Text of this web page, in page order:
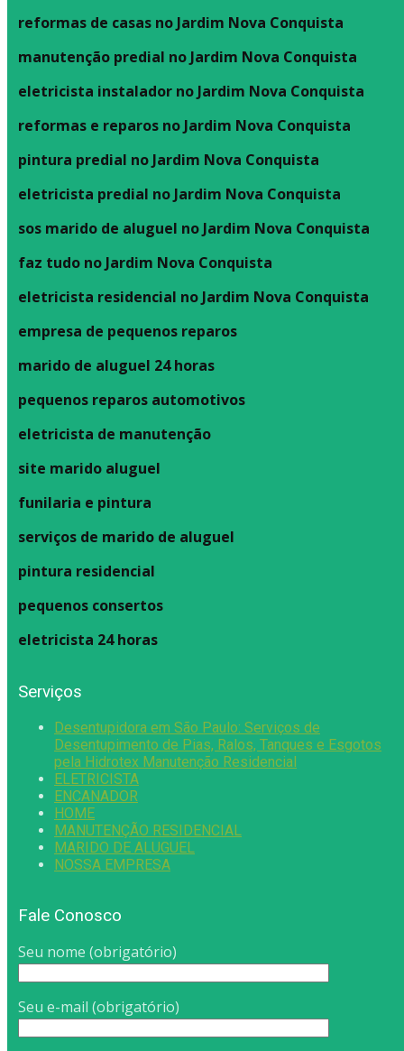
reformas de casas no Jardim Nova Conquista
manutenção predial no Jardim Nova Conquista
eletricista instalador no Jardim Nova Conquista
reformas e reparos no Jardim Nova Conquista
pintura predial no Jardim Nova Conquista
eletricista predial no Jardim Nova Conquista
sos marido de aluguel no Jardim Nova Conquista
faz tudo no Jardim Nova Conquista
eletricista residencial no Jardim Nova Conquista
empresa de pequenos reparos
marido de aluguel 24 horas
pequenos reparos automotivos
eletricista de manutenção
site marido aluguel
funilaria e pintura
serviços de marido de aluguel
pintura residencial
pequenos consertos
eletricista 24 horas
Serviços
Desentupidora em São Paulo: Serviços de
Desentupimento de Pias, Ralos, Tanques e Esgotos
pela Hidrotex Manutenção Residencial
ELETRICISTA
ENCANADOR
HOME
MANUTENÇÃO RESIDENCIAL
MARIDO DE ALUGUEL
NOSSA EMPRESA
Fale Conosco
Seu nome (obrigatório)
Seu e-mail (obrigatório)